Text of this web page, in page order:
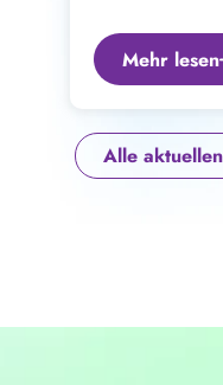
Mehr lesen
Alle